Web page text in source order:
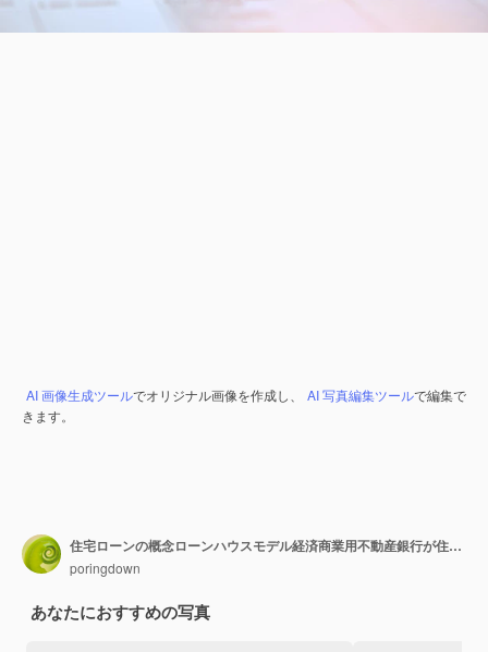
AI 画像生成ツールでオリジナル画像を作成し、 AI 写真編集ツールで編集で
きます。
住宅ローンの概念ローンハウスモデル経済商業用不動産銀行が住宅を購入するためのローンを承認するビジネスファイナンス投資の概念
poringdown
あなたにおすすめの写真